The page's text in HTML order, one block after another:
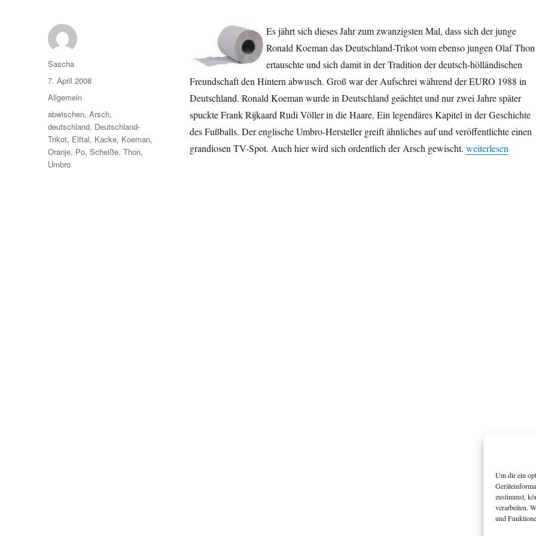
Um dir ein
zustimmst,
verarbeiten.
und
Es jährt sich dieses Jahr zum zwanzigsten Mal, dass sich der junge
Ronald Koeman das Deutschland-Trikot vom ebenso jungen Olaf Thon
ertauschte und sich damit in der Tradition der deutsch-hölländischen
Freundschaft den Hintern abwusch. Groß war der Aufschrei während der EURO 1988 in
Deutschland. Ronald Koeman wurde in Deutschland geächtet und nur zwei Jahre später
spuckte Frank Rijkaard Rudi Völler in die Haare. Ein legendäres Kapitel in der Geschichte
des Fußballs. Der englische Umbro-Hersteller greift ähnliches auf und veröffentlichte einen
grandiosen TV-Spot. Auch hier wird sich ordentlich der Arsch gewischt. „Scheiß-Trikot –
weiterlesen
Autor
Sascha
Veröffentlicht
am
7. April 2008
Kategorien
Allgemein
Schlagwörter
abwischen,Arsch,
deutschland, Deutschland-
Trikot, Elftal, Kacke, Koeman,
Oranje, Po,Scheiße,Thon,
Umbro